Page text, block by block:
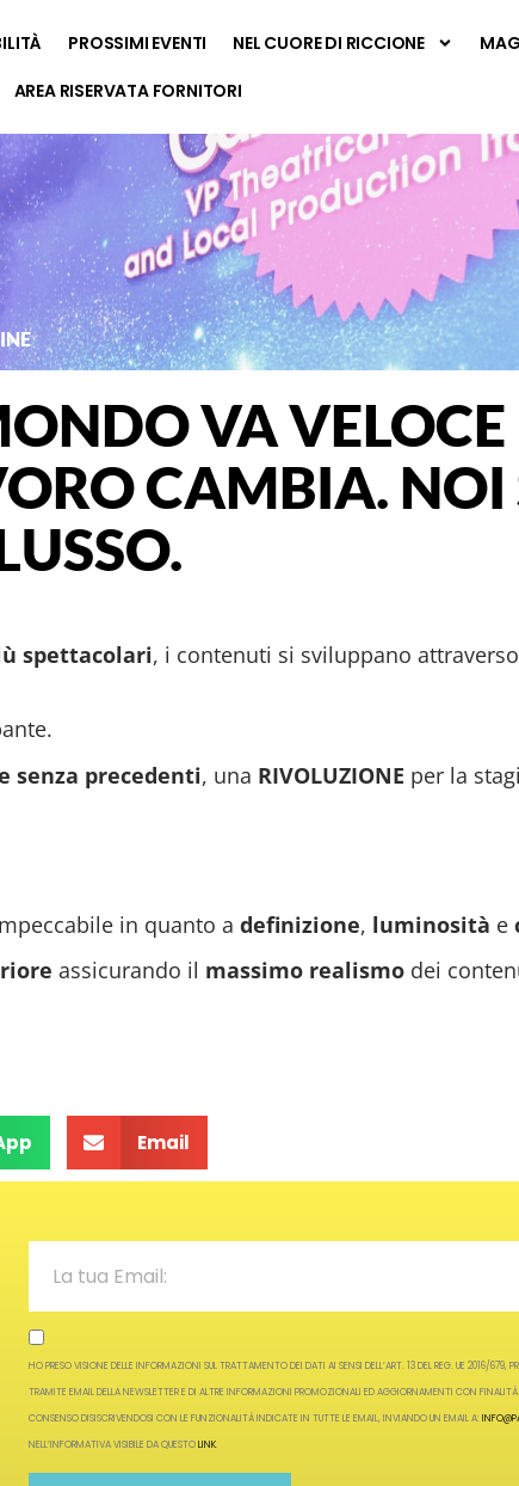
PROSSIMI EVENTI NEL CUORE DI RICCIONE
AREA RISERVATA FORNITORI
VA VELOCE
CAMBIA.
spettacolari, i contenuti si sviluppano
senza precedenti, una RIVOLUZIONE per la
in quanto a definizione, luminosità e
assicurando il massimo realismo dei
Email
HO PRESO VISIONE DELLE INFORMAZIONI SUL TRATTAMENTO DEI DATI AI SENSI DELL’ART. 13 DEL REG. UE 2016/679,
TRAMITE EMAIL DELLA NEWSLETTER E DI ALTRE INFORMAZIONI PROMOZIONALI ED AGGIORNAMENTI CON
CONSENSO DISISCRIVENDOSI CON LE FUNZIONALITÀ INDICATE IN TUTTE LE EMAIL, INVIANDO UN EMAIL A:
NELL’INFORMATIVA VISIBILE DA QUESTOLINK.